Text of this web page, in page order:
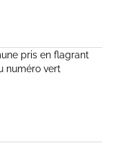
pris en flagrant
numéro vert